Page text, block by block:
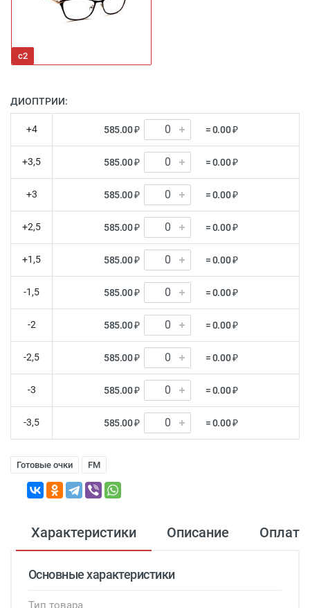
с2
ДИОПТРИИ:
+4 585.00 ₽ = 0.00 ₽
+3,5 585.00 ₽ = 0.00 ₽
+3 585.00 ₽ = 0.00 ₽
+2,5 585.00 ₽ = 0.00 ₽
+1,5 585.00 ₽ = 0.00 ₽
-1,5 585.00 ₽ = 0.00 ₽
-2 585.00 ₽ = 0.00 ₽
-2,5 585.00 ₽ = 0.00 ₽
-3 585.00 ₽ = 0.00 ₽
-3,5 585.00 ₽ = 0.00 ₽
Готовые очки FM
Характеристики Описание Оплата
Основные характеристики
Тип товара